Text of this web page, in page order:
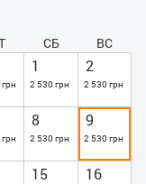
кондиционер,
и техника –
В апартаментах
стиля «хай-
размещена
СБ ВС
1
2 530 грн
2
2 530 грн
8
2 530 грн
9
2 530 грн
15 16